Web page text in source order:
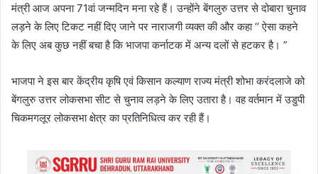
मंत्री आज अपना 71वां जन्मदिन मना रहे हैं। उन्होंने बेंगलुरु उत्तर से दोबारा चुनाव
लड़ने के लिए टिकट नहीं दिए जाने पर नाराजगी व्यक्त की और कहा ‘‘ ऐसा कहने
के लिए अब कुछ नहीं बचा है कि भाजपा कर्नाटक में अन्य दलों से हटकर है। ”
भाजपा ने इस बार केंद्रीय कृषि एवं किसान कल्याण राज्य मंत्री शोभा करंदलाजे को
बेंगलुरु उत्तर लोकसभा सीट से चुनाव लड़ने के लिए उतारा है। वह वर्तमान में उडुपी
चिकमगलूर लोकसभा क्षेत्र का प्रतिनिधित्व कर रही हैं।